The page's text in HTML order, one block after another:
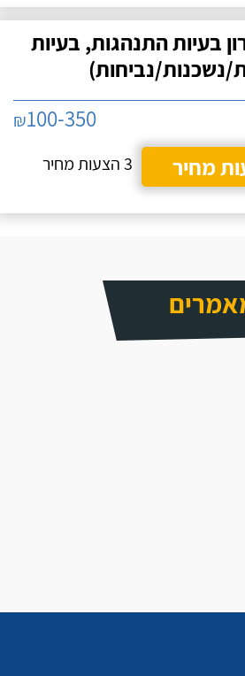
בעיות התנהגות, בעיות
נשכנות/נביחות)
₪100-350
מחיר
3 הצעות מחיר